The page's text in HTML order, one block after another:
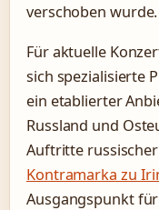
verschoben
Für aktuelle
sich spezialisierte
ein etablierter
Russland und
Auftritte russischer
Kontramarka zu
Ausgangspunkt